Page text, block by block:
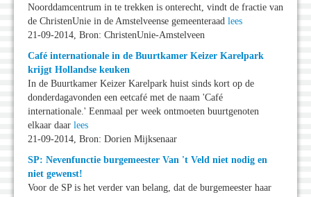
Noorddamcentrum in te trekken is onterecht, vindt de fractie van
de ChristenUnie in de Amstelveense gemeenteraad lees
21-09-2014, Bron: ChristenUnie-Amstelveen
Café internationale in de Buurtkamer Keizer Karelpark
krijgt Hollandse keuken
In de Buurtkamer Keizer Karelpark huist sinds kort op de
donderdagavonden een eetcafé met de naam 'Café
internationale.' Eenmaal per week ontmoeten buurtgenoten
elkaar daar lees
21-09-2014, Bron: Dorien Mijksenaar
SP: Nevenfunctie burgemeester Van 't Veld niet nodig en
niet gewenst!
Voor de SP is het verder van belang, dat de burgemeester haar